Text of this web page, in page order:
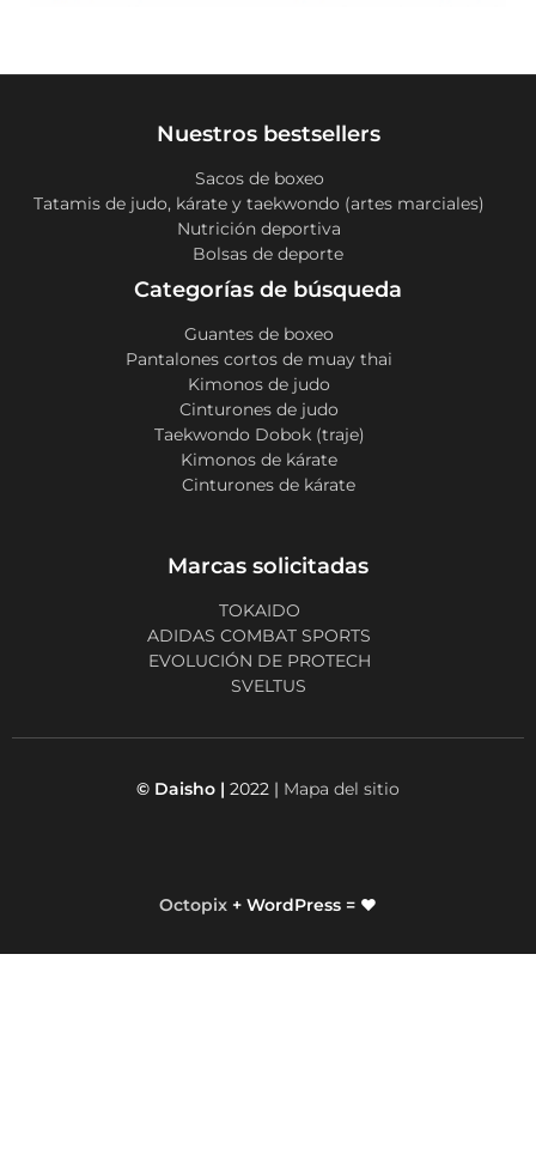
Nuestros bestsellers
Sacos de boxeo
Tatamis de judo, kárate y taekwondo (artes marciales)
Nutrición deportiva
Bolsas de deporte
Categorías de búsqueda
Guantes de boxeo
Pantalones cortos de muay thai
Kimonos de judo
Cinturones de judo
Taekwondo Dobok (traje)
Kimonos de kárate
Cinturones de kárate
Marcas solicitadas
TOKAIDO
ADIDAS COMBAT SPORTS
EVOLUCIÓN DE PROTECH
SVELTUS
© Daisho | 2022 | Mapa del sitio
Octopix + WordPress = ❤